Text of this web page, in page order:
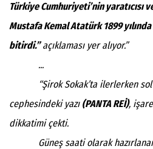
Türkiye Cumhuriyeti’nin yaratıcısı
Mustafa Kemal Atatürk 1899
bitirdi.”açıklaması yer alıyor.”
...
“Şirok Sokak’ta ilerlerken sol
cephesindeki yazı (PANTA REİ),
dikkatimi çekti.
Güneş saati olarak hazırlanan